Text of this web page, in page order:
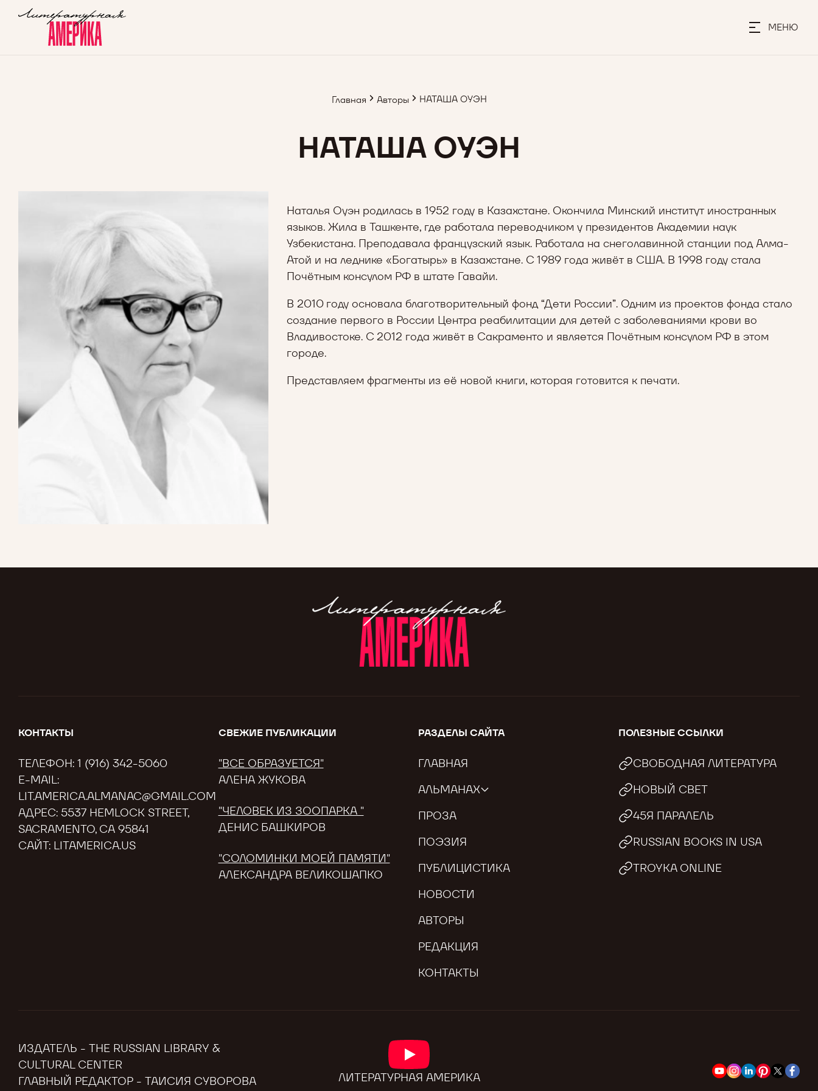
МЕНЮ
НАТАША ОУЭН
Главная Авторы НАТАША ОУЭН
Наталья Оуэн родилась в 1952 году в Казахстане. Окончила Минский институт иностранных
языков. Жила в Ташкенте, где работала переводчиком у президентов Академии наук
Узбекистана. Преподавала французский язык. Работала на снеголавинной станции под Алма-
Атой и на леднике «Богатырь» в Казахстане. С 1989 года живёт в США. В 1998 году стала
Почётным консулом РФ в штате Гавайи.
В 2010 году основала благотворительный фонд “Дети России”. Одним из проектов фонда стало
создание первого в России Центра реабилитации для детей с заболеваниями крови во
Владивостоке. С 2012 года живёт в Сакраменто и является Почётным консулом РФ в этом
городе.
Представляем фрагменты из её новой книги, которая готовится к печати.
КОНТАКТЫ
ТЕЛЕФОН: 1 (916) 342-5060
E-MAIL:
LIT.AMERICA.ALMANAC@GMAIL.COM
АДРЕС: 5537 HEMLOCK STREET,
SACRAMENTO, CA 95841
САЙТ: LITAMERICA.US
СВЕЖИЕ ПУБЛИКАЦИИ
"ВСЕ ОБРАЗУЕТСЯ"
АЛЕНА ЖУКОВА
"ЧЕЛОВЕК ИЗ ЗООПАРКА "
ДЕНИС БАШКИРОВ
"СОЛОМИНКИ МОЕЙ ПАМЯТИ"
АЛЕКСАНДРА ВЕЛИКОШАПКО
РАЗДЕЛЫ САЙТА
ГЛАВНАЯ
АЛЬМАНАХ
ПРОЗА
ПОЭЗИЯ
ПУБЛИЦИСТИКА
НОВОСТИ
АВТОРЫ
РЕДАКЦИЯ
КОНТАКТЫ
ПОЛЕЗНЫЕ ССЫЛКИ
СВОБОДНАЯ ЛИТЕРАТУРА
НОВЫЙ СВЕТ
45Я ПАРАЛЕЛЬ
RUSSIAN BOOKS IN USA
TROYKA ONLINE
ИЗДАТЕЛЬ - THE RUSSIAN LIBRARY &
CULTURAL CENTER
ГЛАВНЫЙ РЕДАКТОР - ТАИСИЯ СУВОРОВА
ЛИТЕРАТУРНАЯ АМЕРИКА